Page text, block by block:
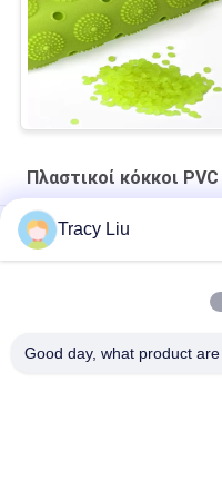
Πλαστικοί κόκκοι PVC
Εύκαμπτο SG 3 πλαστικό
Πρώτη ύλη 1.6g/cm3 PVC
Tracy Liu
Good day, what product